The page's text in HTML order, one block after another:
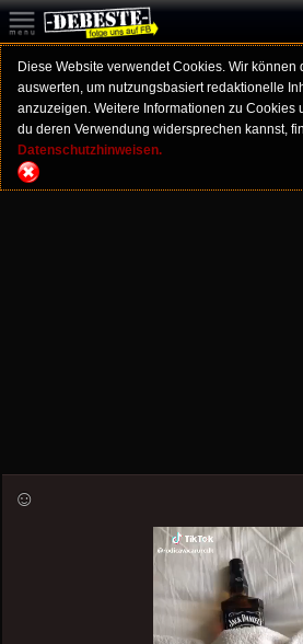
Diese Website verwendet Cookies. Wir können
auswerten, um nutzungsbasiert redaktionelle
anzuzeigen. Weitere Informationen zu Cookies
du deren Verwendung widersprechen kannst,
Datenschutzhinweisen.
☺